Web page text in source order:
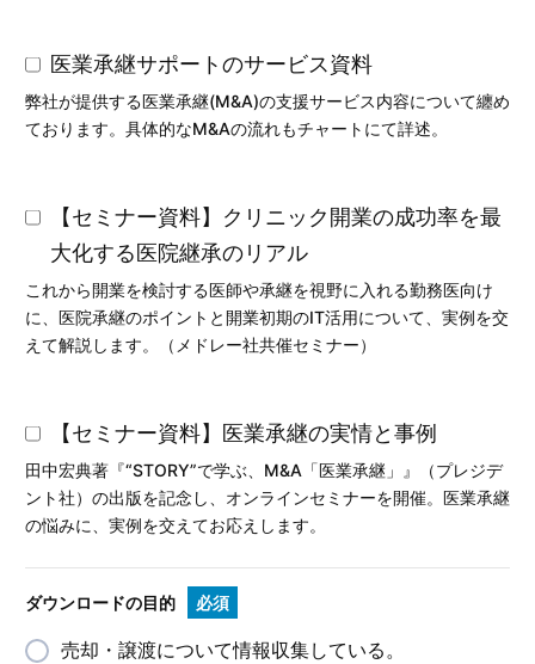
医業承継サポートのサービス資料
弊社が提供する医業承継(M&A)の支援サービス内容について纏め
ております。具体的なM&Aの流れもチャートにて詳述。
【セミナー資料】クリニック開業の成功率を最
大化する医院継承のリアル
これから開業を検討する医師や承継を視野に入れる勤務医向け
に、医院承継のポイントと開業初期のIT活用について、実例を交
えて解説します。（メドレー社共催セミナー）
【セミナー資料】医業承継の実情と事例
田中宏典著『“STORY”で学ぶ、M&A「医業承継」』（プレジデ
ント社）の出版を記念し、オンラインセミナーを開催。医業承継
の悩みに、実例を交えてお応えします。
ダウンロードの目的 必須
売却・譲渡について情報収集している。